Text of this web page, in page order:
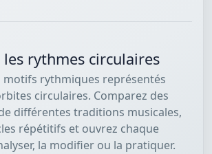
les rythmes circulaires
motifs rythmiques représentés
circulaires. Comparez des
différentes traditions musicales,
répétitifs et ouvrez chaque
la modifier ou la pratiquer.